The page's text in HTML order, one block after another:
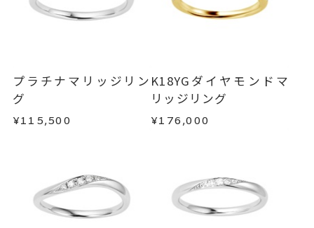
刻印
刻印サービス対象商品
目安:約1ヶ月半
刻印文字数
サイズ#4.5までは、5文字まで。
サイズ#5以上は、16文字まで刻印
タイプCよりお選びいただけま
す。
返品・交換以下の場合、商品の返品・交換・返金
・受注生産の商品
・お客さまのお手元で傷や汚れが発生した商品
・到着後ご連絡無く7日以上経過した商品
・刻印をお入れした商品
商品の品質には万全を期しておりますが、万が一
不良品の場合、またはご注文のお品と異なる場合
プラチナマリッジリン
グ
¥115,500
K18YGダイヤモンドマ
リッジリング
¥176,000